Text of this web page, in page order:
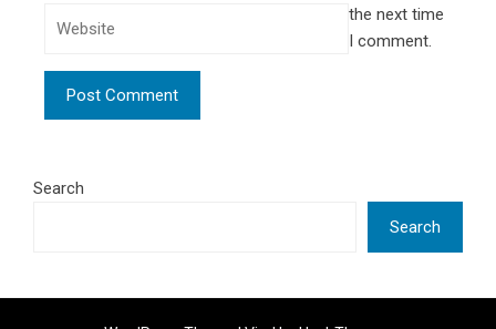
the next time
I comment.
Search
Search